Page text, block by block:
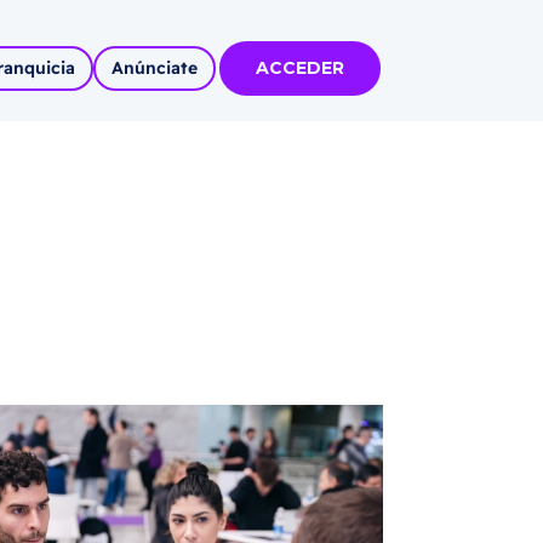
MÁS
con
tu Marca
Anúnciate ACCEDER